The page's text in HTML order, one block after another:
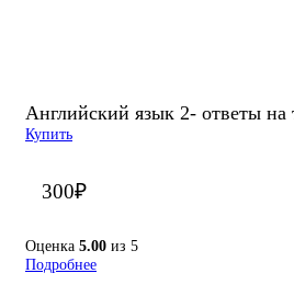
Английский язык 2- ответы
Купить
300₽
Оценка 5.00 из 5
Подробнее